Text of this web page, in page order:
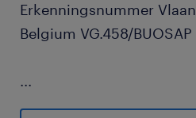
Erkenningsnummer
Belgium VG.458/BUOSAP
...